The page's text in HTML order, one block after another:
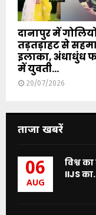
दानापुर में
तड़तड़ाहट से
इलाका, अंधाधुंध
में युवती...
20/07/2026
ताजा खबरें
06
AUG
विश्व
IIJS